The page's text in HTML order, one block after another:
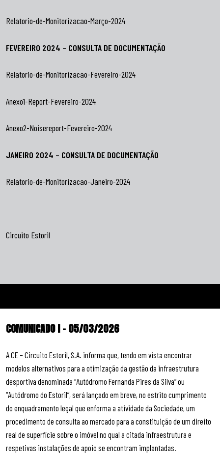
Relatorio-de-Monitorizacao-Março-2024
FEVEREIRO 2024 – CONSULTA DE DOCUMENTAÇÃO
Relatorio-de-Monitorizacao-Fevereiro-2024
Anexo1-Report-Fevereiro-2024
Anexo2-Noisereport-Fevereiro-2024
JANEIRO 2024 – CONSULTA DE DOCUMENTAÇÃO
Relatorio-de-Monitorizacao-Janeiro-2024
Circuito Estoril
COMUNICADO I – 05/03/2026
A CE – Circuito Estoril, S.A. informa que, tendo em vista encontrar
modelos alternativos para a otimização da gestão da infraestrutura
desportiva denominada “Autódromo Fernanda Pires da Silva” ou
“Autódromo do Estoril”, será lançado em breve, no estrito cumprimento
do enquadramento legal que enforma a atividade da Sociedade, um
procedimento de consulta ao mercado para a constituição de um direito
real de superfície sobre o imóvel no qual a citada infraestrutura e
respetivas instalações de apoio se encontram implantadas.